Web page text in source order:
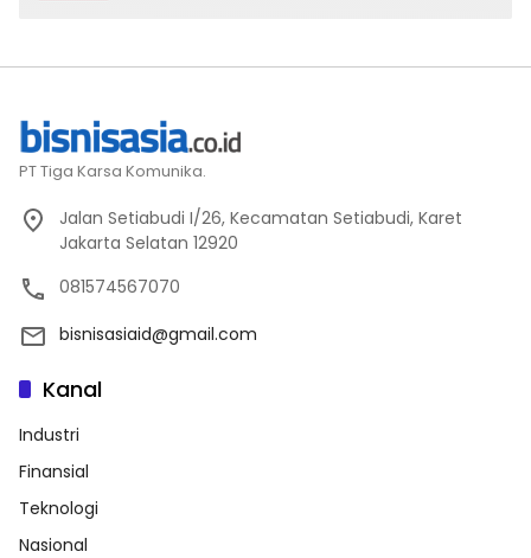
PT Tiga Karsa Komunika.
Jalan Setiabudi I/26, Kecamatan Setiabudi, Karet
Jakarta Selatan 12920
081574567070
bisnisasiaid@gmail.com
Kanal
Industri
Finansial
Teknologi
Nasional